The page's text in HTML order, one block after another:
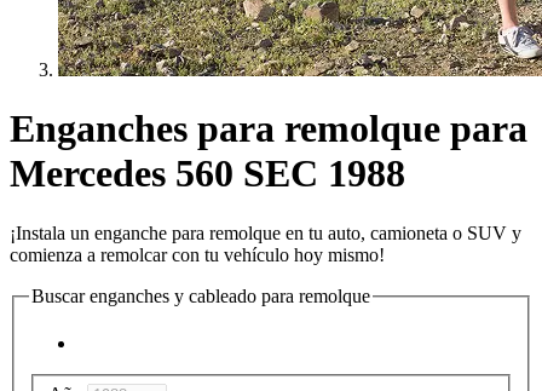
Enganches para remolque para
Mercedes 560 SEC 1988
¡Instala un enganche para remolque en tu auto, camioneta o SUV y
comienza a remolcar con tu vehículo hoy mismo!
Buscar enganches y cableado para remolque